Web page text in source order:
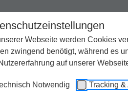
Webseite werden Cookies
zwingend benötigt, während es
auf unserer
Notwendig Tracking &
Geschenke